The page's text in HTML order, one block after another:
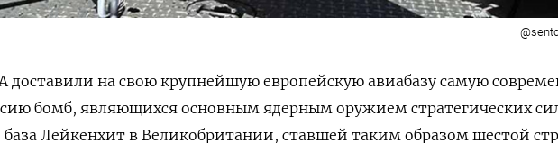
доставили на свою крупнейшую европейскую авиабазу самую
бомб, являющихся основным ядерным оружием стратегических
база Лейкенхит в Великобритании, ставшей таким образом шестой